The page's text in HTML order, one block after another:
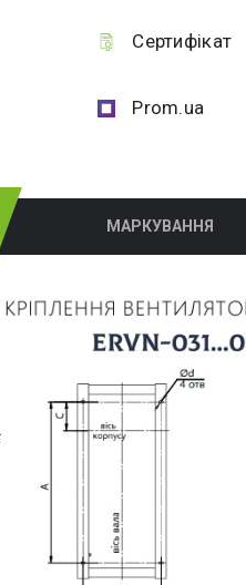
Сертифікат
Prom.ua
МАРКУВАННЯ